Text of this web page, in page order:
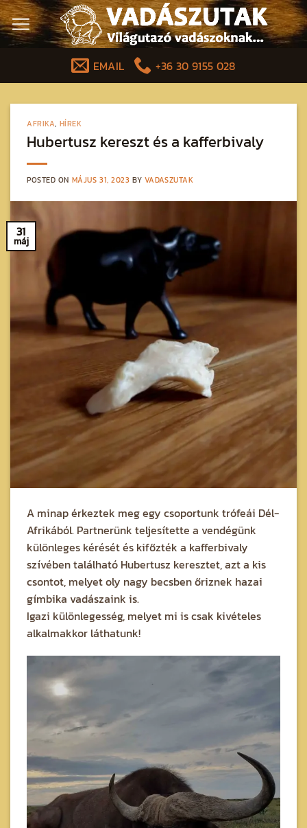
Skip
to
content
EMAIL
+36 30 9155 028
AFRIKA, HÍREK
Hubertusz kereszt és a kafferbivaly
POSTED ON MÁJUS 31, 2023 BY VADASZUTAK
31
máj
A minap érkeztek meg egy csoportunk trófeái Dél-
Afrikából. Partnerünk teljesítette a vendégünk
különleges kérését és kifőzték a kafferbivaly
szívében található Hubertusz keresztet, azt a kis
csontot, melyet oly nagy becsben őriznek hazai
gímbika vadászaink is.
Igazi különlegesség, melyet mi is csak kivételes
alkalmakkor láthatunk!